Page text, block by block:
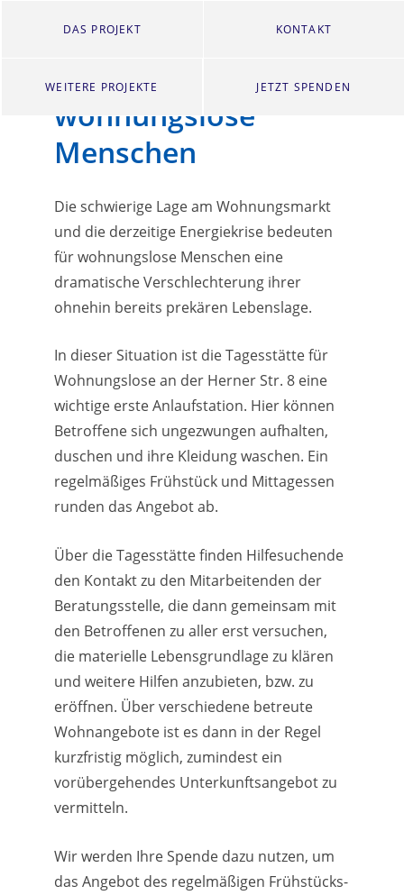
DAS PROJEKT KONTAKT
WEITERE PROJEKTE JETZT SPENDEN
Tagesaufenthalt für
wohnungslose
Menschen
Die schwierige Lage am Wohnungsmarkt
und die derzeitige Energiekrise bedeuten
für wohnungslose Menschen eine
dramatische Verschlechterung ihrer
ohnehin bereits prekären Lebenslage.
In dieser Situation ist die Tagesstätte für
Wohnungslose an der Herner Str. 8 eine
wichtige erste Anlaufstation. Hier können
Betroffene sich ungezwungen aufhalten,
duschen und ihre Kleidung waschen. Ein
regelmäßiges Frühstück und Mittagessen
runden das Angebot ab.
Über die Tagesstätte finden Hilfesuchende
den Kontakt zu den Mitarbeitenden der
Beratungsstelle, die dann gemeinsam mit
den Betroffenen zu aller erst versuchen,
die materielle Lebensgrundlage zu klären
und weitere Hilfen anzubieten, bzw. zu
eröffnen. Über verschiedene betreute
Wohnangebote ist es dann in der Regel
kurzfristig möglich, zumindest ein
vorübergehendes Unterkunftsangebot zu
vermitteln.
Wir werden Ihre Spende dazu nutzen, um
das Angebot des regelmäßigen Frühstücks-